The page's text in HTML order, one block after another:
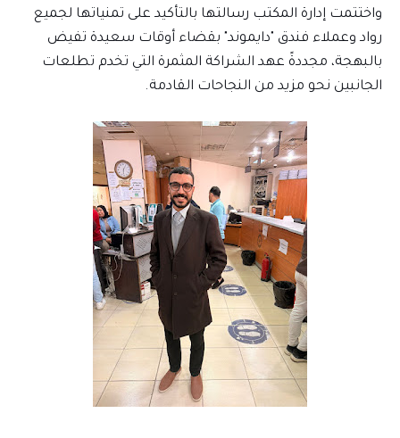
واختتمت إدارة المكتب رسالتها بالتأكيد على تمنياتها لجميع
رواد وعملاء فندق "دايموند" بقضاء أوقات سعيدة تفيض
بالبهجة، مجددةً عهد الشراكة المثمرة التي تخدم تطلعات
الجانبين نحو مزيد من النجاحات القادمة.